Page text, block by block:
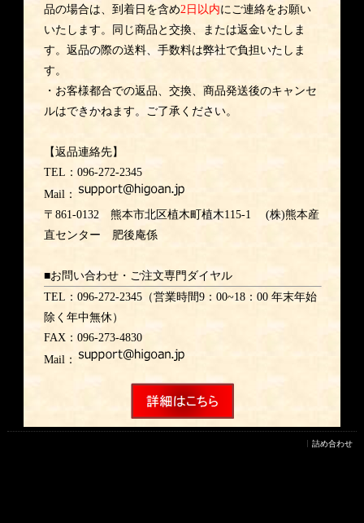
品の場合は、到着日を含め2日以内にご連絡をお願い
いたします。同じ商品と交換、または返金いたしま
す。返品の際の送料、手数料は弊社で負担いたしま
す。
・お客様都合での返品、交換、商品発送後のキャンセ
ルはできかねます。ご了承ください。
【返品連絡先】
TEL：096-272-2345
Mail：
〒861-0132 熊本市北区植木町植木115-1 (株)熊本産
直センター 肥後庵係
■お問い合わせ・ご注文専門ダイヤル
TEL：096-272-2345（営業時間9：00~18：00 年末年始
除く年中無休）
FAX：096-273-4830
Mail：
詰め合わせ